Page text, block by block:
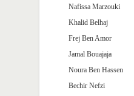
Nafissa Marzouki
Khalid Belhaj
Frej Ben Amor
Jamal Bouajaja
Noura Ben Hassen
Bechir Nefzi